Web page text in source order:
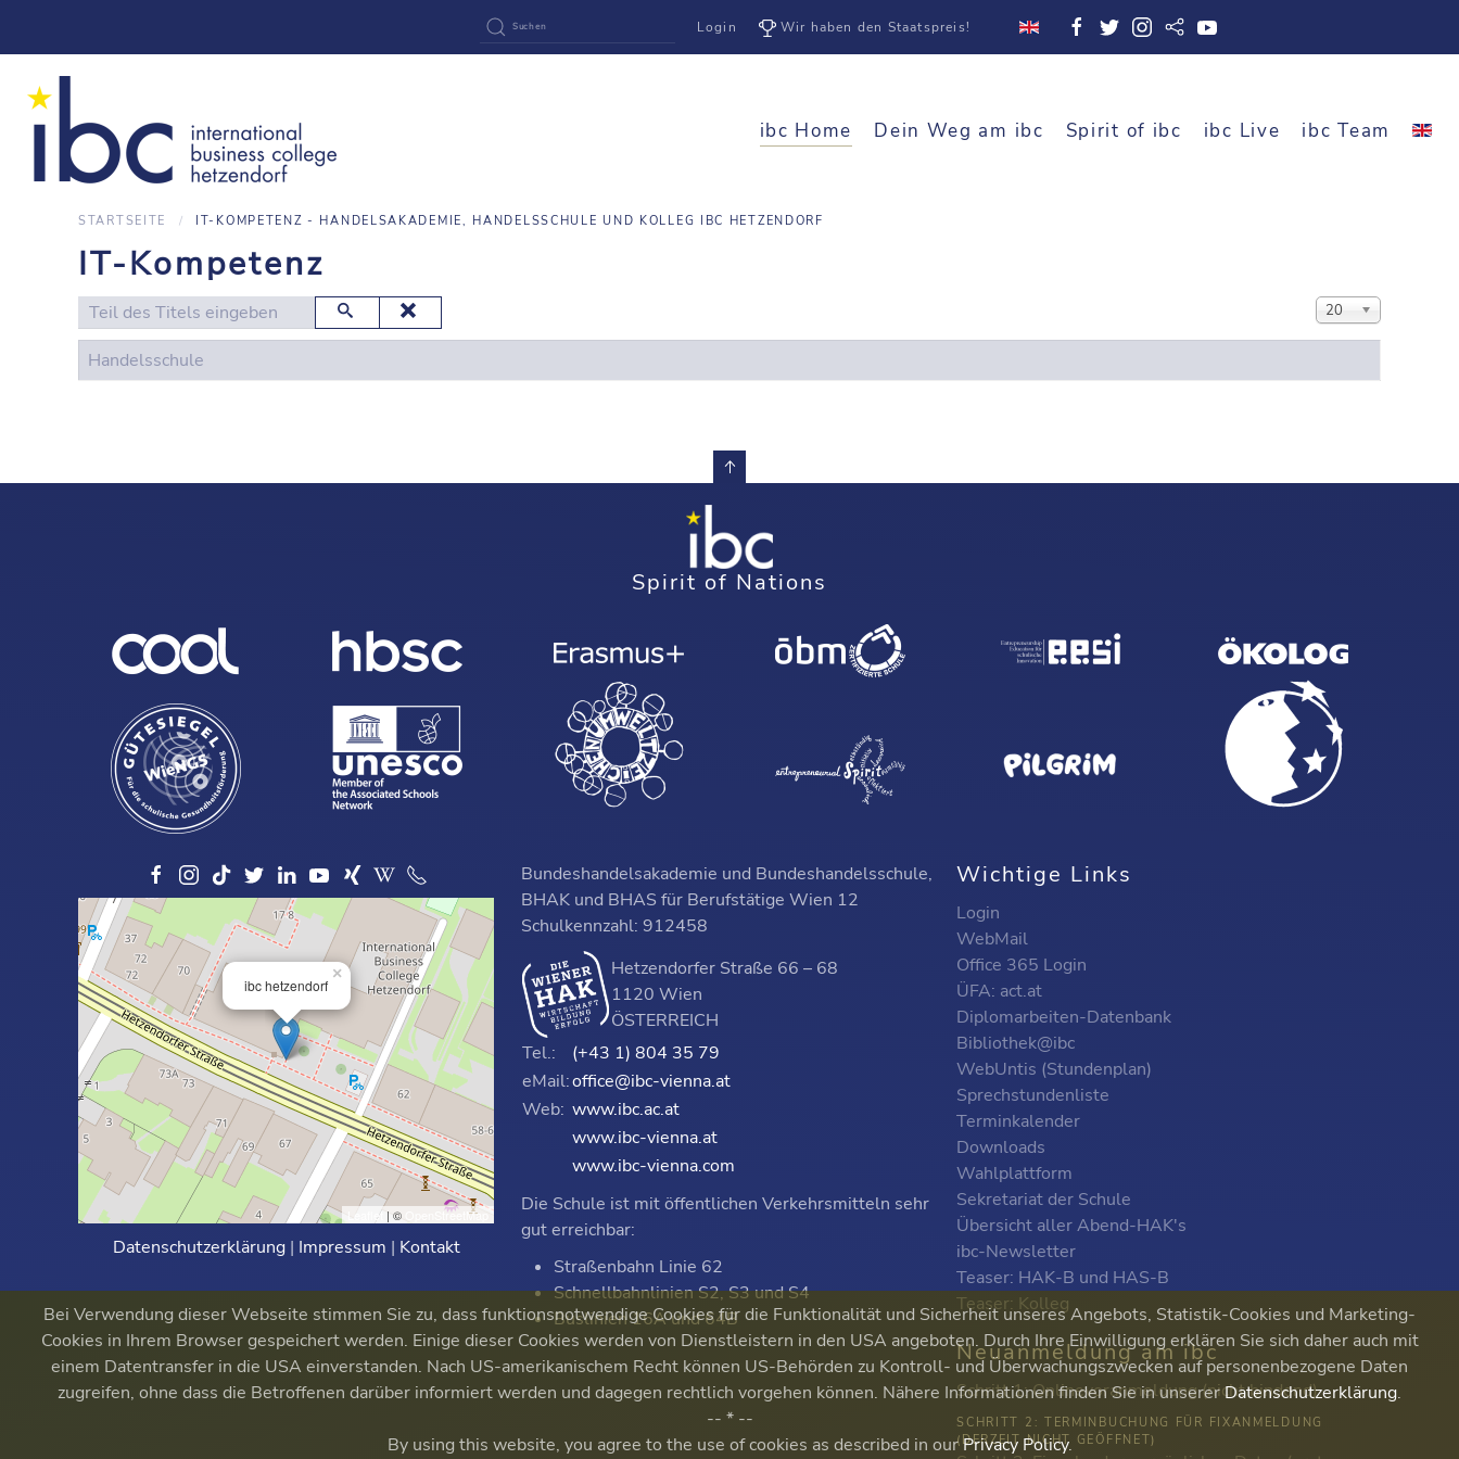
Login Wir haben den Staatspreis!
ibc Home Dein Weg am ibc Spirit of ibc ibc Live ibc Team
STARTSEITE IT-KOMPETENZ - HANDELSAKADEMIE, HANDELSSCHULE UND KOLLEG IBC HETZENDORF
IT-Kompetenz
Teil des Titels eingeben Anzeige #
20
Handelsschule
Spirit of Nations
ibc hetzendorf
×
Leaflet | © OpenStreetMap
Datenschutzerklärung| Impressum | Kontakt
Bundeshandelsakademie und Bundeshandelsschule,
BHAK und BHAS für Berufstätige Wien 12
Schulkennzahl: 912458
Hetzendorfer Straße 66 – 68
1120 Wien
ÖSTERREICH
Tel.:
(+43 1) 804 35 79
eMail:office@ibc-vienna.at
Web: www.ibc.ac.at
www.ibc-vienna.at
www.ibc-vienna.com
Die Schule ist mit öffentlichen Verkehrsmitteln sehr
gut erreichbar:
Straßenbahn Linie 62
Schnellbahnlinien S2, S3 und S4
Buslinien 16A und 64B
Wichtige Links
Login
WebMail
Office 365 Login
ÜFA: act.at
Diplomarbeiten-Datenbank
Bibliothek@ibc
WebUntis (Stundenplan)
Sprechstundenliste
Terminkalender
Downloads
Wahlplattform
Sekretariat der Schule
Übersicht aller Abend-HAK's
ibc-Newsletter
Teaser: HAK-B und HAS-B
Teaser: Kolleg
Neuanmeldung am ibc
Schritt 1: Onlinevoranmeldung (nicht bindend)
SCHRITT 2: TERMINBUCHUNG FÜR FIXANMELDUNG
(DERZEIT NICHT GEÖFFNET)
Bei Verwendung dieser Webseite stimmen Sie zu, dass funktionsnotwendige Cookies für die Funktionalität und Sicherheit unseres Angebots, Statistik-Cookies und Marketing-
Cookies in Ihrem Browser gespeichert werden. Einige dieser Cookies werden von Dienstleistern in den USA angeboten. Durch Ihre Einwilligung erklären Sie sich daher auch mit
einem Datentransfer in die USA einverstanden. Nach US-amerikanischem Recht können US-Behörden zu Kontroll- und Überwachungszwecken auf personenbezogene Daten
zugreifen, ohne dass die Betroffenen darüber informiert werden und dagegen rechtlich vorgehen können. Nähere Informationen finden Sie in unsererDatenschutzerklärung.
-- * --
By using this website, you agree to the use of cookies as described in ourPrivacy Policy.